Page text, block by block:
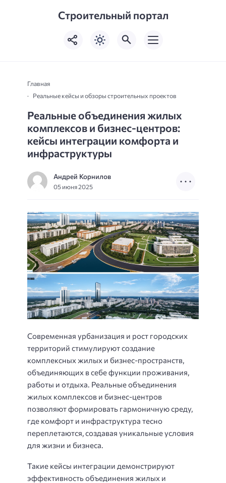
Строительный портал
Главная
Реальные кейсы и обзоры строительных проектов
Реальные объединения жилых
комплексов и бизнес-центров:
кейсы интеграции комфорта и
инфраструктуры
Андрей Корнилов
05 июня 2025
Современная урбанизация и рост городских
территорий стимулируют создание
комплексных жилых и бизнес-пространств,
объединяющих в себе функции проживания,
работы и отдыха. Реальные объединения
жилых комплексов и бизнес-центров
позволяют формировать гармоничную среду,
где комфорт и инфраструктура тесно
переплетаются, создавая уникальные условия
для жизни и бизнеса.
Такие кейсы интеграции демонстрируют
эффективность объединения жилых и